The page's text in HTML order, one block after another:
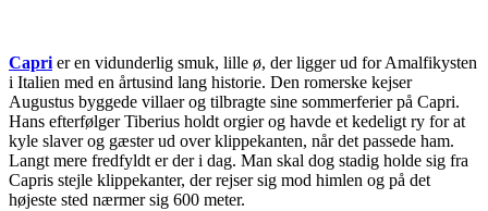
Caprier en vidunderlig smuk, lille ø, der ligger ud for Amalfikysten
i Italien med en årtusind lang historie. Den romerske kejser
Augustus byggede villaer og tilbragte sine sommerferier på Capri.
Hans efterfølger Tiberius holdt orgier og havde et kedeligt ry for at
kyle slaver og gæster ud over klippekanten, når det passede ham.
Langt mere fredfyldt er der i dag. Man skal dog stadig holde sig fra
Capris stejle klippekanter, der rejser sig mod himlen og på det
højeste sted nærmer sig 600 meter.